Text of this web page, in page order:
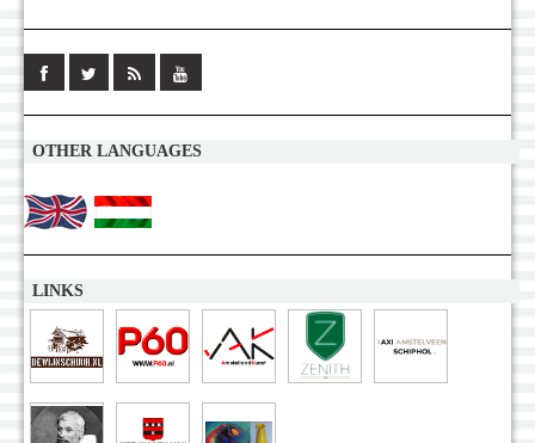
OTHER LANGUAGES
LINKS